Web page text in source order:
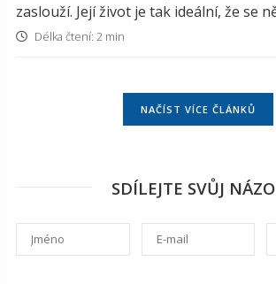
zaslouží. Její život je tak ideální, že se
Délka čtení: 2 min
NAČÍST VÍCE ČLÁNKŮ
SDÍLEJTE SVŮJ